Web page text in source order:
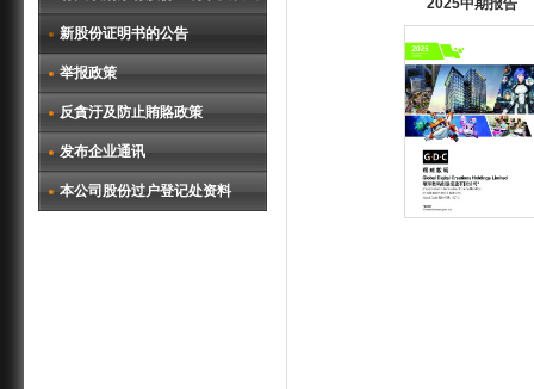
2025中期报告
新股份证明书的公告
举报政策
反貪汙及防止賄賂政策
发布企业通讯
本公司股份过户登记处资料